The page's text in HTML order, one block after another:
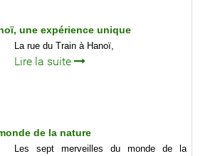
une expérience unique
La rue du Train à Hanoï,
Lire la suite
de la nature
Les sept merveilles du monde de la